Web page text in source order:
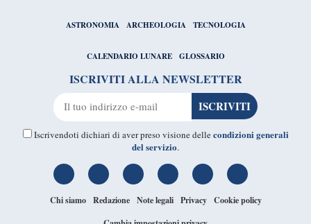
ASTRONOMIA ARCHEOLOGIA TECNOLOGIA
CALENDARIO LUNARE GLOSSARIO
ISCRIVITI ALLA NEWSLETTER
Iscrivendoti dichiari di aver preso visione dellecondizioni generali
del servizio.
Chi siamo Redazione Note legali Privacy
Cookie policy